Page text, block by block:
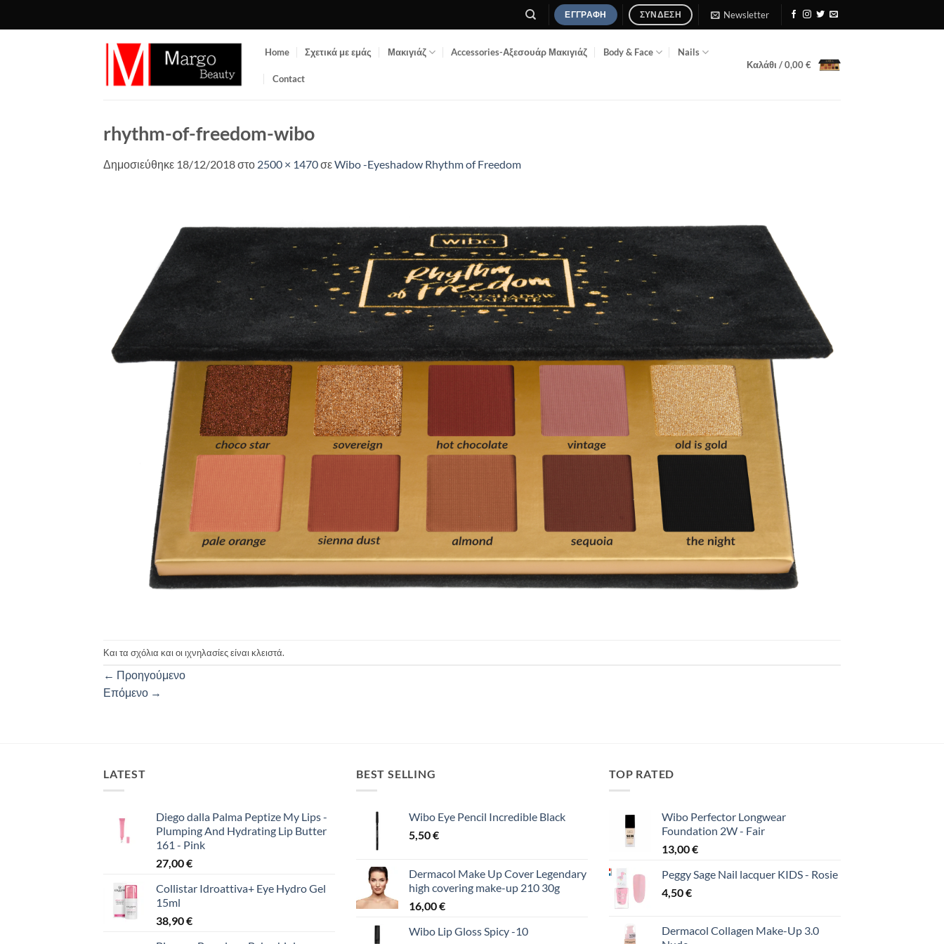
ΕΓΓΡΑΦΉ ΣΎΝΔΕΣΗ Newsletter
Home Σχετικά με εμάς Μακιγιάζ Accessories-Αξεσουάρ Μακιγιάζ Body & Face Nails
Contact
Καλάθι /0,00€
rhythm-of-freedom-wibo
Δημοσιεύθηκε 18/12/2018στο 2500 × 1470σεWibo -Eyeshadow Rhythm of Freedom
Και τα σχόλια και οι ιχνηλασίες είναι κλειστά.
← Προηγούμενο
Επόμενο →
LATEST
Diego dalla Palma Peptize My Lips -
Plumping And Hydrating Lip Butter
161 - Pink
27,00€
Collistar Idroattiva+ Eye Hydro Gel
15ml
38,90€
BEST SELLING
Wibo Eye Pencil Incredible Black
5,50€
Dermacol Make Up Cover Legendary
high covering make-up 210 30g
16,00€
Wibo Lip Gloss Spicy -10
TOP RATED
Wibo Perfector Longwear
Foundation 2W - Fair
13,00€
Peggy Sage Nail lacquer KIDS - Rosie
4,50€
Dermacol Collagen Make-Up 3.0